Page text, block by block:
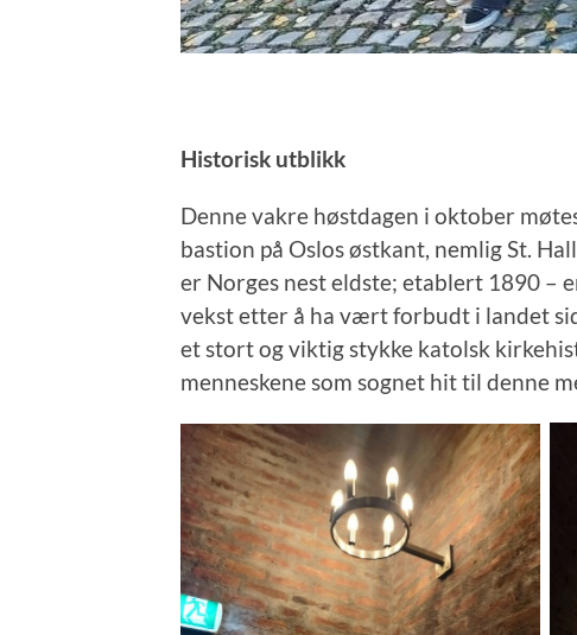
Historisk utblikk
Denne vakre høstdagen i oktober
bastion på Oslos østkant, nemlig St.
er Norges nest eldste; etablert 1890 –
vekst etter å ha vært forbudt i landet
et stort og viktig stykke katolsk
menneskene som sognet hit til denne